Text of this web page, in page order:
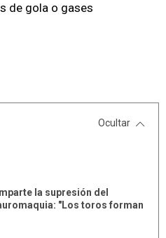
de gola o gases
Ocultar
la supresión del
"Los toros forman